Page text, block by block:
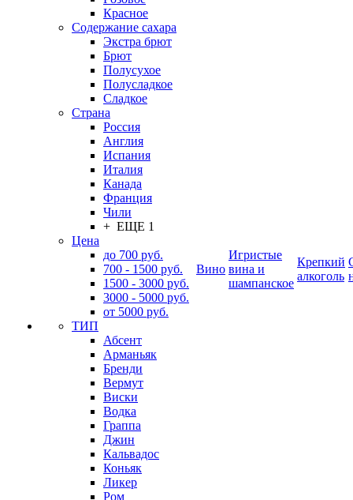
Красное
Содержание сахара
Экстра брют
Брют
Полусухое
Полусладкое
Сладкое
Страна
Россия
Англия
Испания
Италия
Канада
Франция
Чили
+ ЕЩЕ 1
Цена
до 700 руб.
700 - 1500 руб.
1500 - 3000 руб.
3000 - 5000 руб.
от 5000 руб.
ТИП
Абсент
Арманьяк
Бренди
Вермут
Виски
Водка
Граппа
Джин
Кальвадос
Коньяк
Ликер
Ром
Вино
Игристые
вина и
шампанское
Крепкий
алкоголь